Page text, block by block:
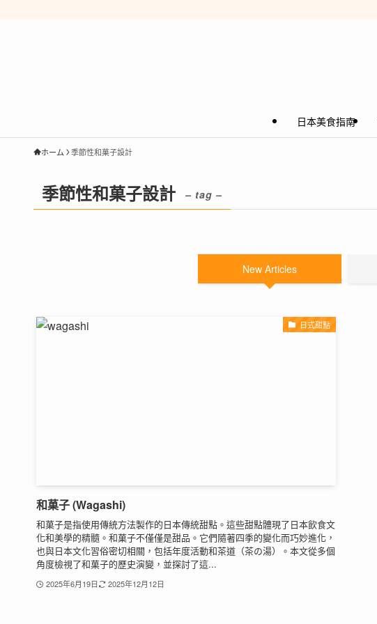
日本美食指南
ホーム 季節性和菓子設計
季節性和菓子設計 – tag –
New Articles
日式甜點
和菓子 (Wagashi)
和菓子是指使用傳統方法製作的日本傳統甜點。這些甜點體現了日本飲食文
化和美學的精髓。和菓子不僅僅是甜品。它們隨著四季的變化而巧妙進化，
也與日本文化習俗密切相關，包括年度活動和茶道（茶の湯）。本文從多個
角度檢視了和菓子的歷史演變，並探討了這...
2025年6月19日 2025年12月12日